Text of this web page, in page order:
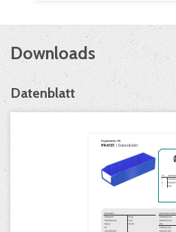
Downloads
Datenblatt